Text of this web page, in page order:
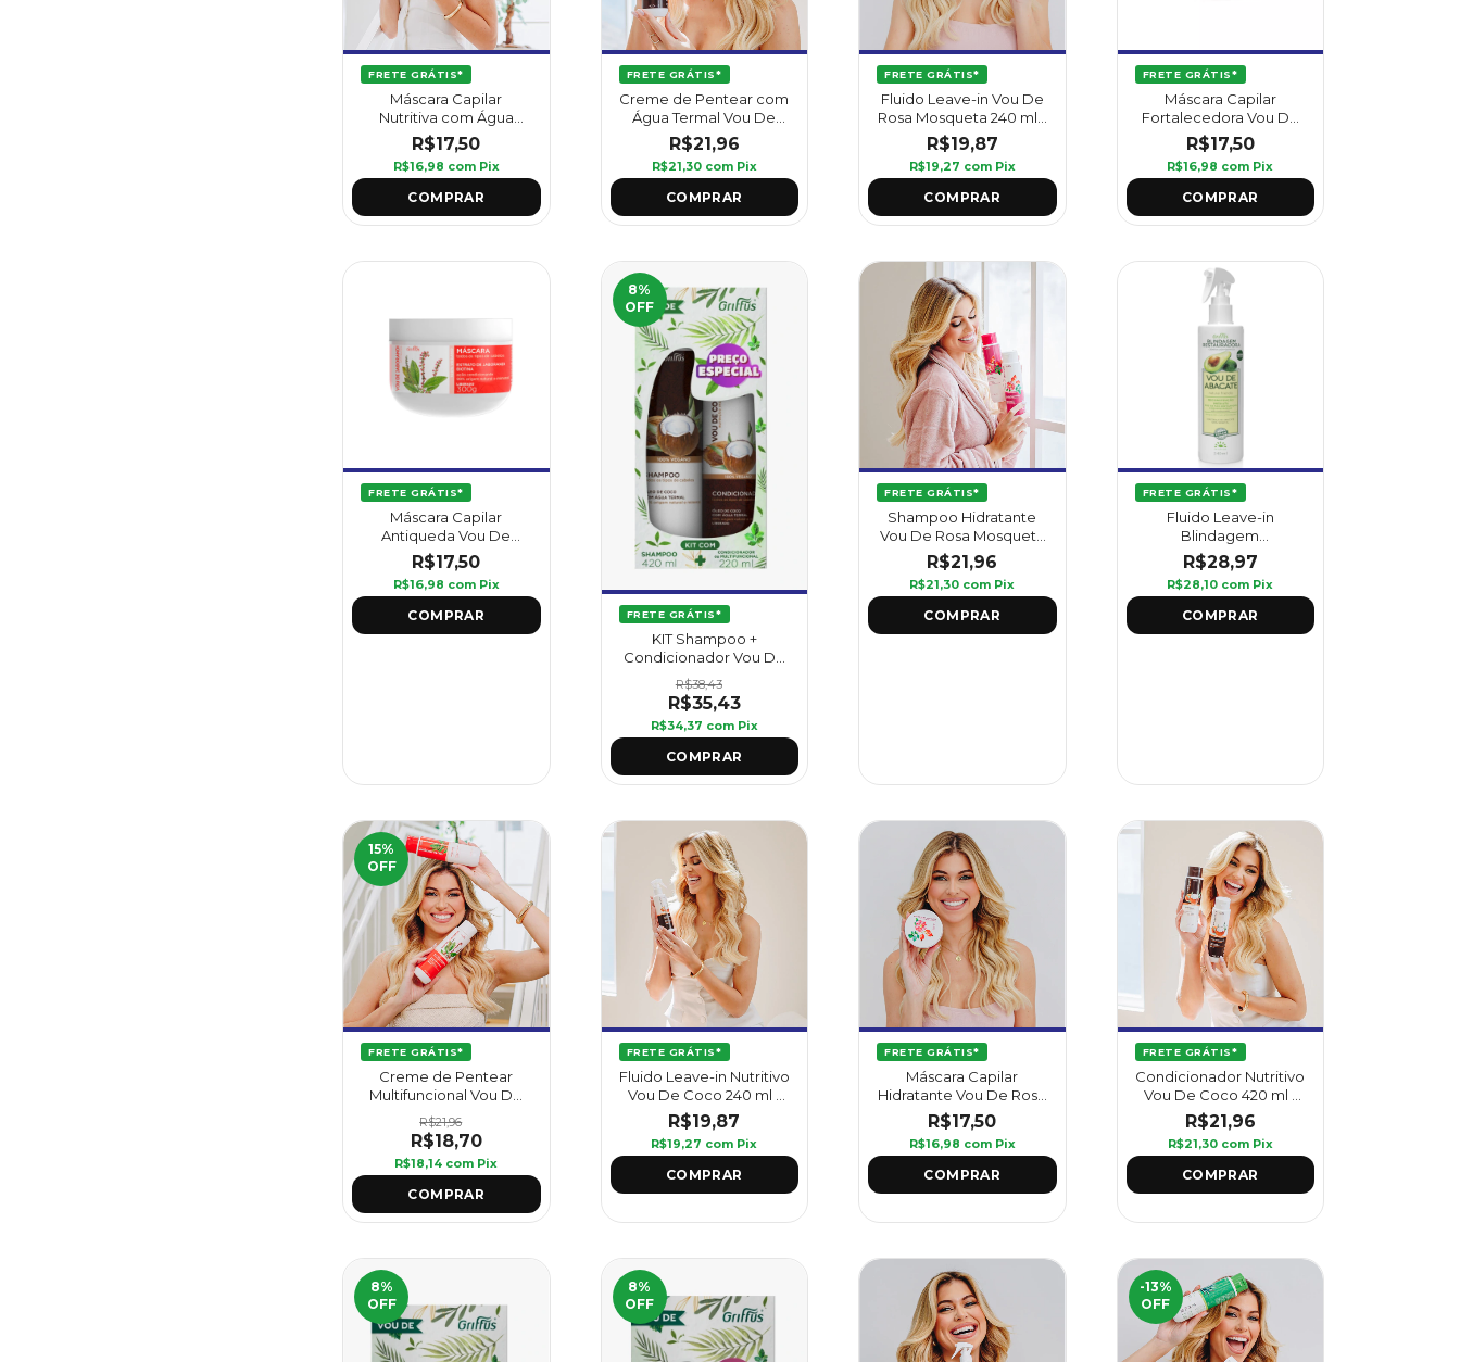
FRETE GRÁTIS*
Máscara Capilar
Nutritiva com Água
Termal Vou De Coco
300 g - Griffus
R$17,50
R$16,98 com Pix
FRETE GRÁTIS*
Creme de Pentear com
Água Termal Vou De
Coco 420 ml - Griffus
R$21,96
R$21,30 com Pix
FRETE GRÁTIS*
Fluido Leave-in Vou De
Rosa Mosqueta 240 ml -
Griffus
R$19,87
R$19,27 com Pix
FRETE GRÁTIS*
Máscara Capilar
Fortalecedora Vou De
Babosa 300 g - Griffus
R$17,50
R$16,98 com Pix
FRETE GRÁTIS*
Máscara Capilar
Antiqueda Vou De
Jaborandi 300 g - Griffus
R$17,50
R$16,98 com Pix
8%
OFF
FRETE GRÁTIS*
KIT Shampoo +
Condicionador Vou De
Coco - Griffus
R$38,43
R$35,43
R$34,37 com Pix
FRETE GRÁTIS*
Shampoo Hidratante
Vou De Rosa Mosqueta
220 ml - Griffus
R$21,96
R$21,30 com Pix
FRETE GRÁTIS*
Fluido Leave-in
Blindagem
Restauradora Vou De
Abacate 240 ml - Griffus
R$28,97
R$28,10 com Pix
15%
OFF
FRETE GRÁTIS*
Creme de Pentear
Multifuncional Vou De
Jaborandi 420 ml -
Griffus
R$21,96
R$18,70
R$18,14 com Pix
FRETE GRÁTIS*
Fluido Leave-in Nutritivo
Vou De Coco 240 ml -
Griffus
R$19,87
R$19,27 com Pix
FRETE GRÁTIS*
Máscara Capilar
Hidratante Vou De Rosa
Mosqueta 300 g -
Griffus
R$17,50
R$16,98 com Pix
FRETE GRÁTIS*
Condicionador Nutritivo
Vou De Coco 420 ml -
Griffus
R$21,96
R$21,30 com Pix
8%
OFF
8%
OFF
-13%
OFF